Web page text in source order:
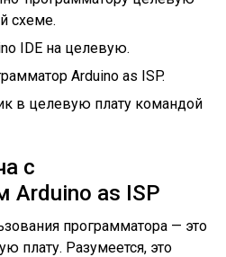
схеме.
IDE на целевую.
Arduino as ISP.
в целевую плату командой
с
Arduino as ISP
программатора — это
плату. Разумеется, это